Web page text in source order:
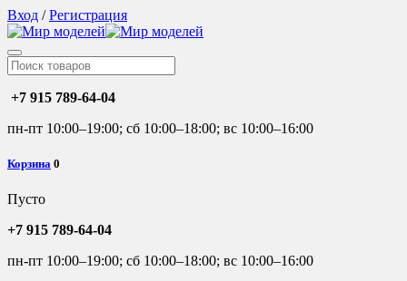
Вход /Регистрация
+7 915 789-64-04
пн-пт 10:00–19:00; сб 10:00–18:00; вс 10:00–16:00
Корзина 0
Пусто
+7 915 789-64-04
пн-пт 10:00–19:00; сб 10:00–18:00; вс 10:00–16:00